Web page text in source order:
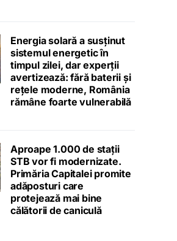
Energia solară a susținut
sistemul energetic în
timpul zilei, dar experții
avertizează: fără baterii și
rețele moderne, România
rămâne foarte vulnerabilă
Aproape 1.000 de stații
STB vor fi modernizate.
Primăria Capitalei promite
adăposturi care
protejează mai bine
călătorii de caniculă